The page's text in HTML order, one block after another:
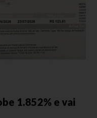
1.852% e vai